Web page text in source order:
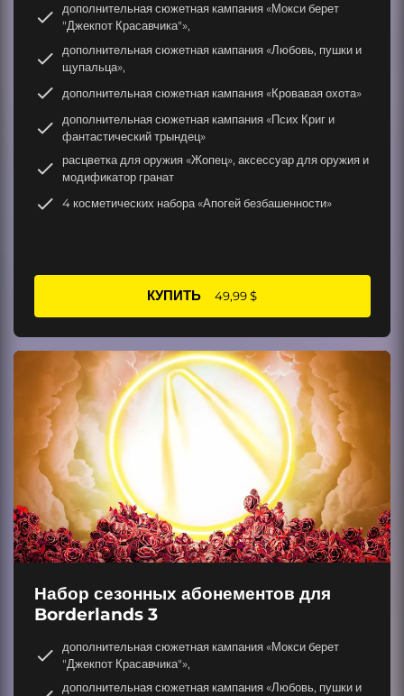
дополнительная сюжетная кампания «Мокси берет
"Джекпот Красавчика"»,
дополнительная сюжетная кампания «Любовь, пушки и
щупальца»,
дополнительная сюжетная кампания «Кровавая охота»
дополнительная сюжетная кампания «Псих Криг и
фантастический трындец»
расцветка для оружия «Жопец», аксессуар для оружия и
модификатор гранат
4 косметических набора «Апогей безбашенности»
КУПИТЬ 49,99 $
Набор сезонных абонементов для
Borderlands 3
дополнительная сюжетная кампания «Мокси берет
"Джекпот Красавчика"»,
дополнительная сюжетная кампания «Любовь, пушки и